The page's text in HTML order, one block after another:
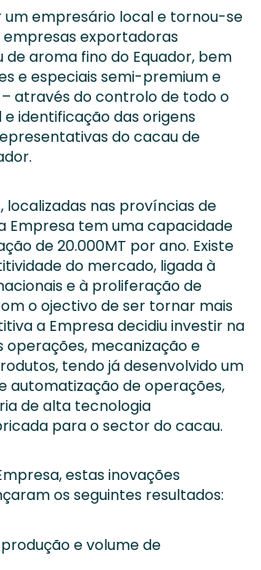
um empresário local e tornou-se
empresas exportadoras
de aroma fino do Equador, bem
e especiais semi-premium e
através do controlo de todo o
identificação das origens
do cacau de
localizadas nas províncias de
a Empresa tem uma capacidade
de 20.000MT por ano. Existe
do mercado, ligada à
e à proliferação de
o ojectivo de ser tornar mais
a Empresa decidiu investir na
mecanização e
tendo já desenvolvido um
automatização de operações,
de alta tecnologia
para o sector do cacau.
estas inovações
os seguintes resultados:
e volume de